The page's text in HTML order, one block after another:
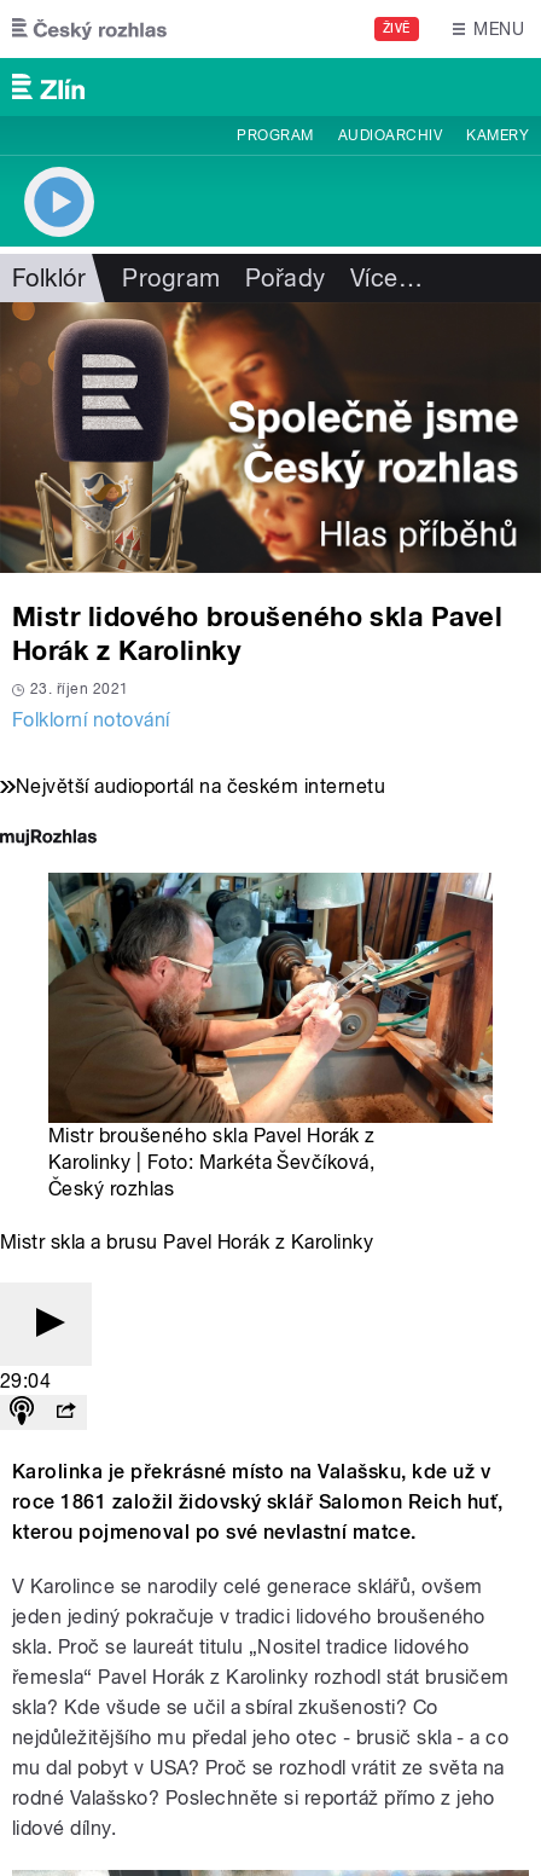
Přejít k hlavnímu obsahu
ŽIVĚ MENU
PROGRAM AUDIOARCHIV KAMERY
Folklór Program Pořady Více…
Mistr lidového broušeného skla Pavel
Horák z Karolinky
23. říjen 2021
Folklorní notování
Největší audioportál na českém internetu
Mistr broušeného skla Pavel Horák z
Karolinky | Foto: Markéta Ševčíková,
Český rozhlas
Mistr skla a brusu Pavel Horák z Karolinky
29:04
Karolinka je překrásné místo na Valašsku, kde už v
roce 1861 založil židovský sklář Salomon Reich huť,
kterou pojmenoval po své nevlastní matce.
V Karolince se narodily celé generace sklářů, ovšem
jeden jediný pokračuje v tradici lidového broušeného
skla. Proč se laureát titulu „Nositel tradice lidového
řemesla“ Pavel Horák z Karolinky rozhodl stát brusičem
skla? Kde všude se učil a sbíral zkušenosti? Co
nejdůležitějšího mu předal jeho otec - brusič skla - a co
mu dal pobyt v USA? Proč se rozhodl vrátit ze světa na
rodné Valašsko? Poslechněte si reportáž přímo z jeho
lidové dílny.